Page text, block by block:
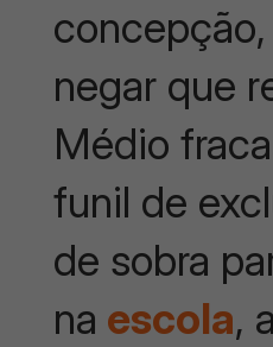
negar que
Médio
funil de
de sobra
na escola,